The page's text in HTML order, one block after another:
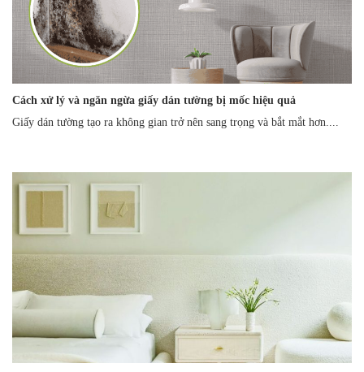
Cách xử lý và ngăn ngừa giấy dán tường bị mốc hiệu quả
Giấy dán tường tạo ra không gian trở nên sang trọng và bắt mắt hơn....